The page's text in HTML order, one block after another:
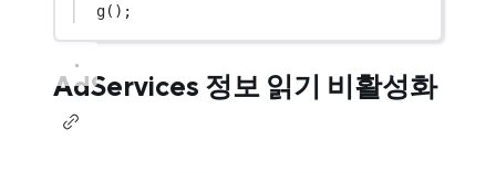
g();
AdServices 정보 읽기 비활성화